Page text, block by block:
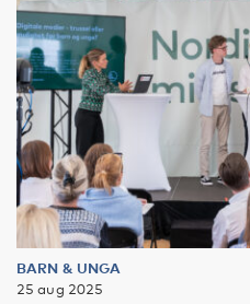
BARN & UNGA
25 aug 2025